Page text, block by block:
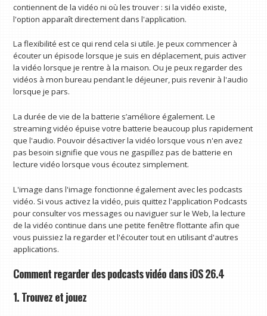
contiennent de la vidéo ni où les trouver : si la vidéo existe,
l'option apparaît directement dans l'application.
La flexibilité est ce qui rend cela si utile. Je peux commencer à
écouter un épisode lorsque je suis en déplacement, puis activer
la vidéo lorsque je rentre à la maison. Ou je peux regarder des
vidéos à mon bureau pendant le déjeuner, puis revenir à l'audio
lorsque je pars.
La durée de vie de la batterie s’améliore également. Le
streaming vidéo épuise votre batterie beaucoup plus rapidement
que l'audio. Pouvoir désactiver la vidéo lorsque vous n'en avez
pas besoin signifie que vous ne gaspillez pas de batterie en
lecture vidéo lorsque vous écoutez simplement.
L'image dans l'image fonctionne également avec les podcasts
vidéo. Si vous activez la vidéo, puis quittez l'application Podcasts
pour consulter vos messages ou naviguer sur le Web, la lecture
de la vidéo continue dans une petite fenêtre flottante afin que
vous puissiez la regarder et l'écouter tout en utilisant d'autres
applications.
Comment regarder des podcasts vidéo dans iOS 26.4
1. Trouvez et jouez